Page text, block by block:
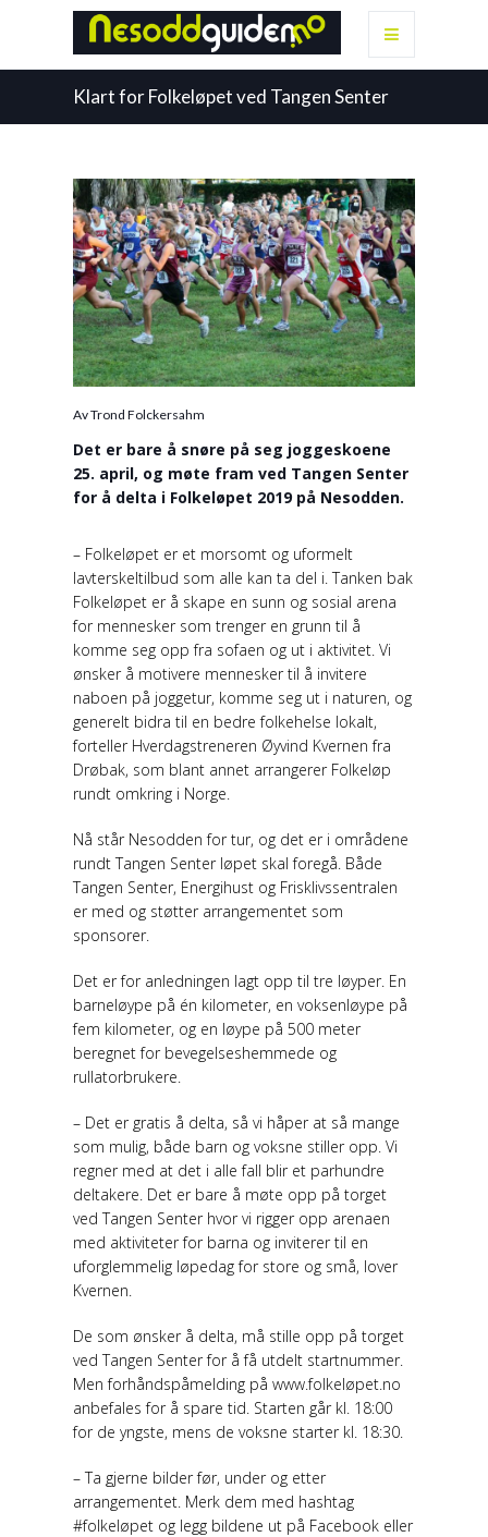
Klart for Folkeløpet ved Tangen Senter
Av Trond Folckersahm
Det er bare å snøre på seg joggeskoene
25. april, og møte fram ved Tangen Senter
for å delta i Folkeløpet 2019 på Nesodden.
– Folkeløpet er et morsomt og uformelt
lavterskeltilbud som alle kan ta del i. Tanken bak
Folkeløpet er å skape en sunn og sosial arena
for mennesker som trenger en grunn til å
komme seg opp fra sofaen og ut i aktivitet. Vi
ønsker å motivere mennesker til å invitere
naboen på joggetur, komme seg ut i naturen, og
generelt bidra til en bedre folkehelse lokalt,
forteller Hverdagstreneren Øyvind Kvernen fra
Drøbak, som blant annet arrangerer Folkeløp
rundt omkring i Norge.
Nå står Nesodden for tur, og det er i områdene
rundt Tangen Senter løpet skal foregå. Både
Tangen Senter, Energihust og Frisklivssentralen
er med og støtter arrangementet som
sponsorer.
Det er for anledningen lagt opp til tre løyper. En
barneløype på én kilometer, en voksenløype på
fem kilometer, og en løype på 500 meter
beregnet for bevegelseshemmede og
rullatorbrukere.
– Det er gratis å delta, så vi håper at så mange
som mulig, både barn og voksne stiller opp. Vi
regner med at det i alle fall blir et parhundre
deltakere. Det er bare å møte opp på torget
ved Tangen Senter hvor vi rigger opp arenaen
med aktiviteter for barna og inviterer til en
uforglemmelig løpedag for store og små, lover
Kvernen.
De som ønsker å delta, må stille opp på torget
ved Tangen Senter for å få utdelt startnummer.
Men forhåndspåmelding på www.folkeløpet.no
anbefales for å spare tid. Starten går kl. 18:00
for de yngste, mens de voksne starter kl. 18:30.
– Ta gjerne bilder før, under og etter
arrangementet. Merk dem med hashtag
#folkeløpet og legg bildene ut på Facebook eller